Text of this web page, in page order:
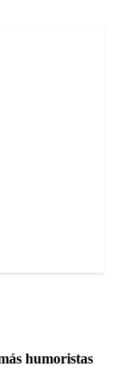
humoristas